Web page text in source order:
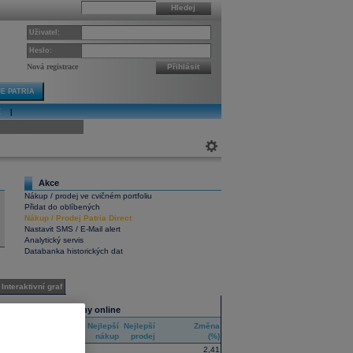
Hledej
Uživatel:
Heslo:
Nová registrace Přihlásit
PATRIA
Akce
Nákup / prodej ve cvičném portfoliu
Přidat do oblíbených
Nákup/ Prodej Patria Direct
Nastavit SMS / E-Mail alert
Analytický servis
Databanka historických dat
Interaktivní graf
Všechny trhy online
Nejlepší
nákup
Nejlepší
prodej
Změna
(%)
2,41